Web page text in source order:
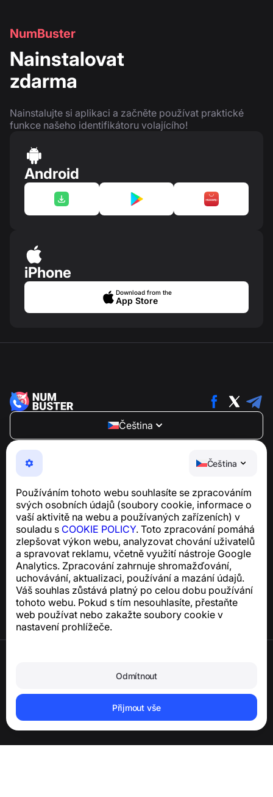
Čeština
Používáním tohoto webu souhlasíte se zpracováním
svých osobních údajů (soubory cookie, informace o
vaší aktivitě na webu a používaných zařízeních) v
souladu s COOKIE POLICY. Toto zpracování pomáhá
zlepšovat výkon webu, analyzovat chování uživatelů
a spravovat reklamu, včetně využití nástroje Google
Analytics. Zpracování zahrnuje shromažďování,
uchovávání, aktualizaci, používání a mazání údajů.
Váš souhlas zůstává platný po celou dobu používání
tohoto webu. Pokud s tím nesouhlasíte, přestaňte
web používat nebo zakažte soubory cookie v
nastavení prohlížeče.
Odmítnout
Přijmout vše
NumBuster
Nainstalovat
zdarma
Nainstalujte si aplikaci a začněte používat praktické
funkce našeho identifikátoru volajícího!
Android
iPhone
Download from the
App Store
Čeština
NumBuster © 2013—2026 ·
Snadno použitelná aplikace, která vás chrání před
telefonními podvody, spamem a nevyžádanými
Pro dotazy týkající se souladu s GDPR:
support@numbuster.com
Centrum nápovědy
Zprávy a články
O projektu
Kontakty
Zásady používání souborů cookie
Smazání účtu a osobních údajů